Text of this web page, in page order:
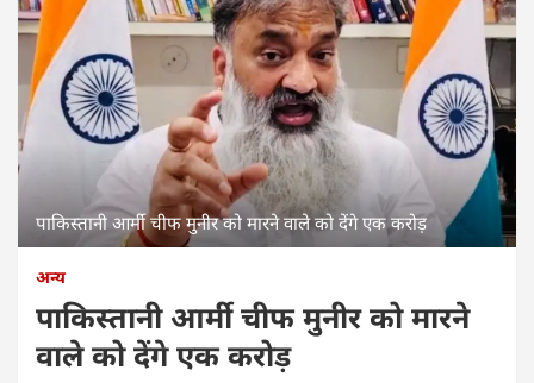
पाकिस्तानी आर्मी चीफ मुनीर को मारने वाले को देंगे एक करोड़
अन्य
पाकिस्तानी आर्मी चीफ मुनीर को मारने
वाले को देंगे एक करोड़